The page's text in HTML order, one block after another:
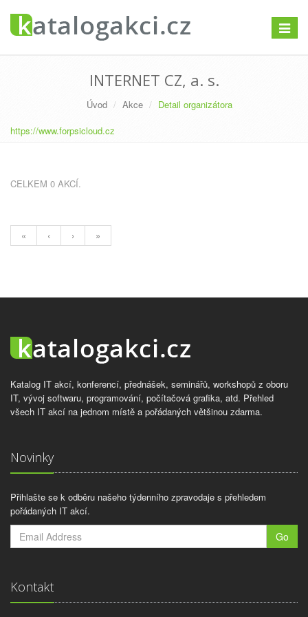
INTERNET CZ, a. s.
Úvod Akce
Detail organizátora
https://www.forpsicloud.cz
CELKEM 0 AKCÍ.
« ‹ › »
Katalog IT akcí, konferencí, přednášek, seminářů, workshopů z oboru
IT, vývoj softwaru, programování, počítačová grafika, atd. Přehled
všech IT akcí na jednom místě a pořádaných většinou zdarma.
Novinky
Přihlašte se k odběru našeho týdenního zpravodaje s přehledem
pořádaných IT akcí.
Go
Kontakt